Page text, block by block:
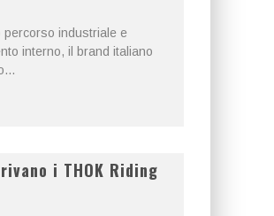
percorso industriale e
interno, il brand italiano
i THOK Riding